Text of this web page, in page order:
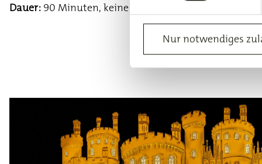
Nur notwendiges
Dauer: 90 Minuten, keine Pause